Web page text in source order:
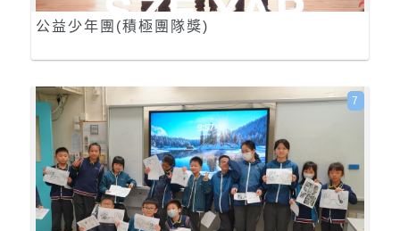
公益少年團(積極團隊獎)
7